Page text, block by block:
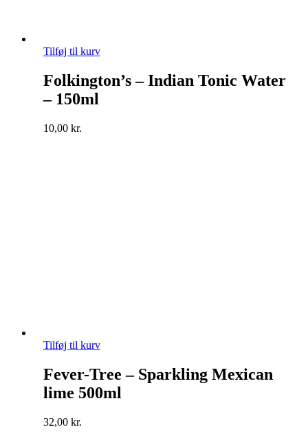
Tilføj til kurv
Folkington’s – Indian Tonic Water
– 150ml
10,00 kr.
Tilføj til kurv
Fever-Tree – Sparkling Mexican
lime 500ml
32,00 kr.